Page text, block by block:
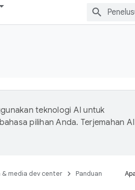
teknologi AI untuk
pilihan Anda. Terjemahan AI
& media dev center Panduan